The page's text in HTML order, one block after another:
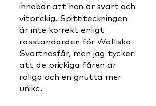
innebär att hon är svart och
vitprickig. Spittiteckningen
är inte korrekt enligt
rasstandarden för Walliska
Svartnosfår, men jag tycker
att de prickiga fåren är
roliga och en gnutta mer
unika.